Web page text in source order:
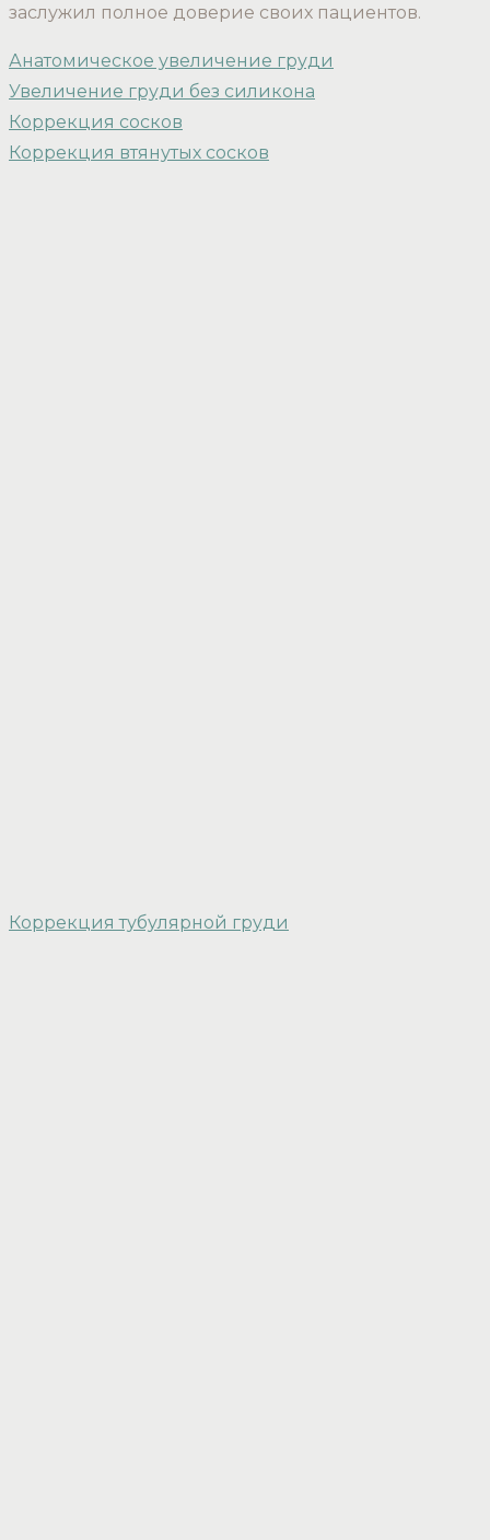
заслужил полное доверие своих пациентов.
Анатомическое увеличение груди
Увеличение груди без силикона
Коррекция сосков
Коррекция втянутых сосков
Коррекция тубулярной груди